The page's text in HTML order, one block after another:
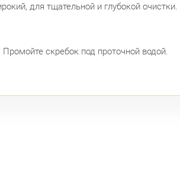
для тщательной и глубокой очистки.
скребок под проточной водой.